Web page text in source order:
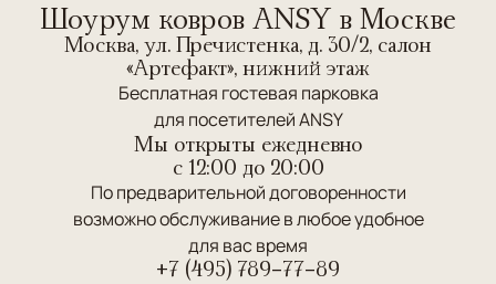
Шоурум ковров ANSY в Москве
Москва, ул. Пречистенка, д. 30/2, салон
«Артефакт», нижний этаж
Бесплатная гостевая парковка
для посетителей ANSY
Мы открыты ежедневно
c 12:00 до 20:00
По предварительной договоренности
возможно обслуживание в любое удобное
для вас время
+7 (495) 789-77-89